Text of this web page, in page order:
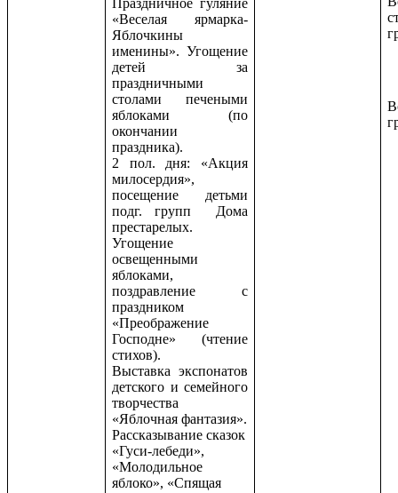
Праздничное гуляние
«Веселая ярмарка-
Яблочкины
именины». Угощение
детей за
праздничными
столами печеными
яблоками (по
окончании
праздника).
2 пол. дня: «Акция
милосердия»,
посещение детьми
подг. групп Дома
престарелых.
Угощение
освещенными
яблоками,
поздравление с
праздником
«Преображение
Господне» (чтение
стихов).
Выставка экспонатов
детского и семейного
творчества
«Яблочная фантазия».
Рассказывание сказок
«Гуси-лебеди»,
«Молодильное
яблоко», «Спящая